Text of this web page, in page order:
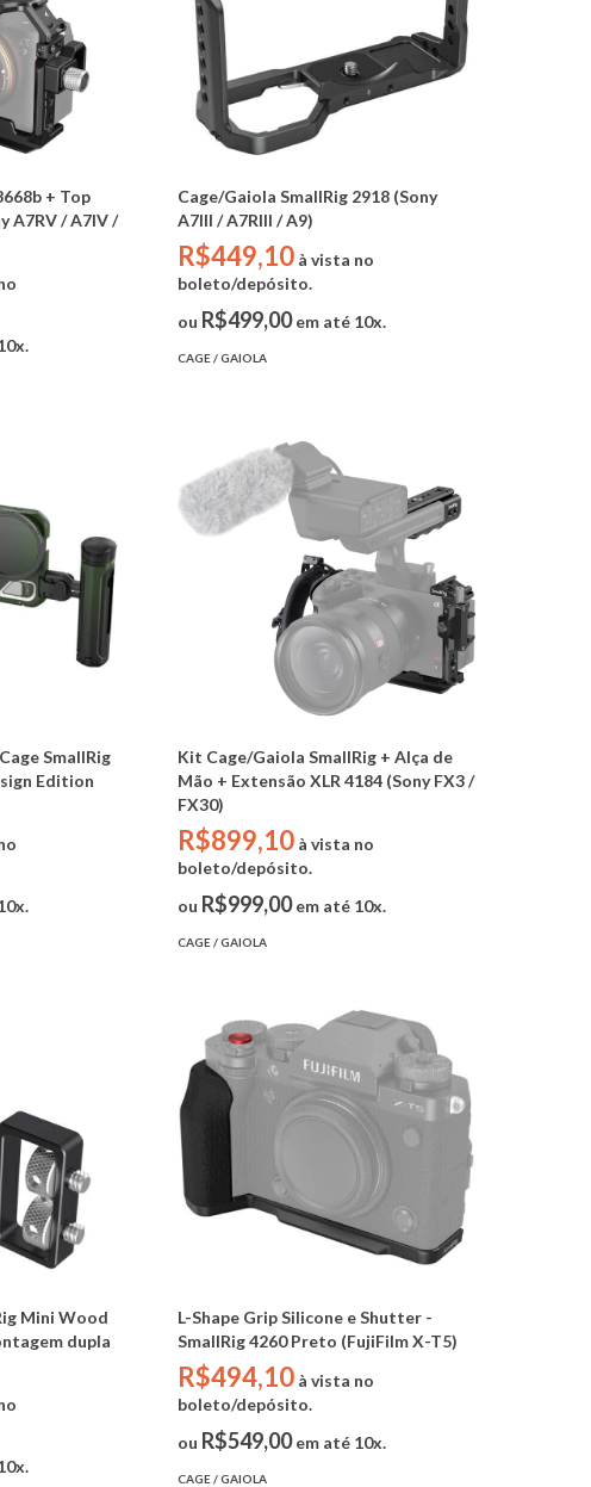
+ Top
A7RV / A7IV /
Cage/Gaiola SmallRig 2918 (Sony
A7III / A7RIII / A9)
R$449,10 à vista no
boleto/depósito.
ou R$499,00em até 10x.
CAGE / GAIOLA
SmallRig
Edition
Kit Cage/Gaiola SmallRig + Alça de
Mão + Extensão XLR 4184 (Sony FX3 /
FX30)
R$899,10 à vista no
boleto/depósito.
ou R$999,00em até 10x.
CAGE / GAIOLA
Mini Wood
dupla
L-Shape Grip Silicone e Shutter -
SmallRig 4260 Preto (FujiFilm X-T5)
R$494,10 à vista no
boleto/depósito.
ou R$549,00em até 10x.
CAGE / GAIOLA